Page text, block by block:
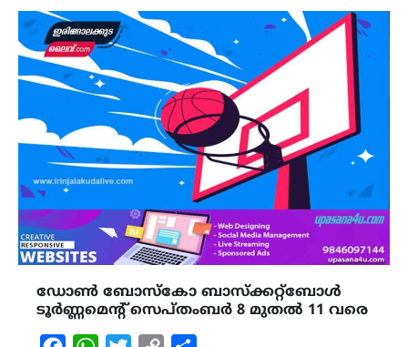
ഡോൺ ബോസ്കോ ബാസ്ക്കറ്റ്ബോൾ
ടൂർണ്ണമെൻ്റ് സെപ്തംബർ 8 മുതൽ 11 വരെ